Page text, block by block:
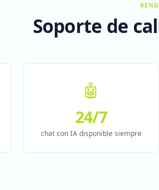
Soporte de
🤖
24/7
chat con IA disponible siempre